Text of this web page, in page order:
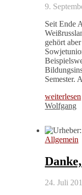
9.
Seit Ende
gehört
Semester.
weiterlesen
Wolfgang
Allgemein
24. Juli